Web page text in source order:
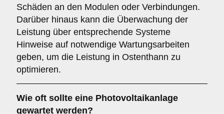
Schäden an den Modulen oder Verbindungen.
Darüber hinaus kann die Überwachung der
Leistung über entsprechende Systeme
Hinweise auf notwendige Wartungsarbeiten
geben, um die Leistung in Ostenthann zu
optimieren.
Wie oft sollte eine Photovoltaikanlage
gewartet werden?